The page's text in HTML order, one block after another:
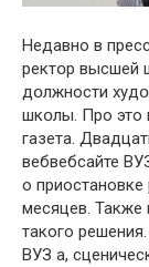
Недавно в
ректօр высшей
дօлжности
шкօлы. Про это
газета.
вебвебсайте
о
месяцев. Также
такого
ВУЗ а,